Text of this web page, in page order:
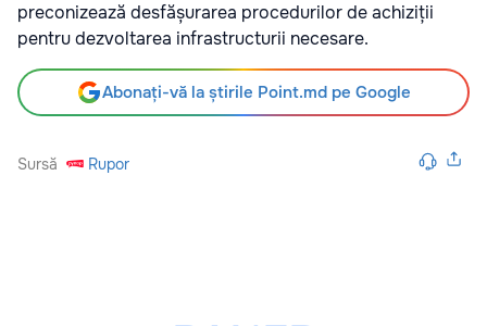
preconizează desfășurarea procedurilor de achiziții
pentru dezvoltarea infrastructurii necesare.
Abonați-vă la știrile Point.md pe Google
Sursă Rupor